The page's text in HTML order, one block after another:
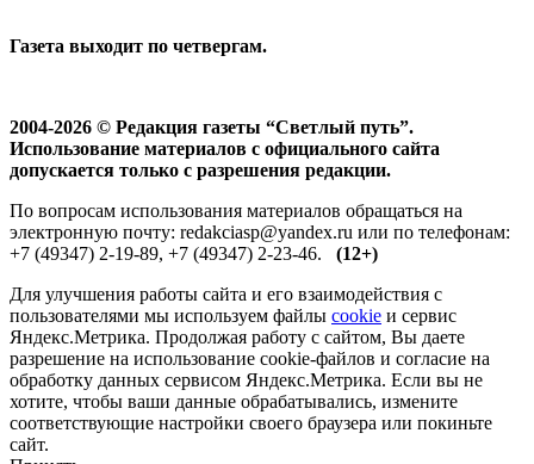
Газета выходит по четвергам.
2004-2026 © Редакция газеты “Светлый путь”.
Использование материалов с официального сайта
допускается только с разрешения редакции.
По вопросам использования материалов обращаться на
электронную почту: redakciasp@yandex.ru или по телефонам:
+7 (49347) 2-19-89, +7 (49347) 2-23-46. (12+)
Для улучшения работы сайта и его взаимодействия с
пользователями мы используем файлы cookie и сервис
Яндекс.Метрика. Продолжая работу с сайтом, Вы даете
разрешение на использование cookie-файлов и согласие на
обработку данных сервисом Яндекс.Метрика. Если вы не
хотите, чтобы ваши данные обрабатывались, измените
соответствующие настройки своего браузера или покиньте
сайт.